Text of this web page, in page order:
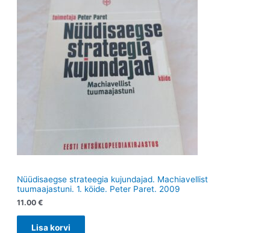
Nüüdisaegse strateegia kujundajad. Machiavellist
tuumaajastuni. 1. köide. Peter Paret. 2009
11.00 €
Lisa korvi